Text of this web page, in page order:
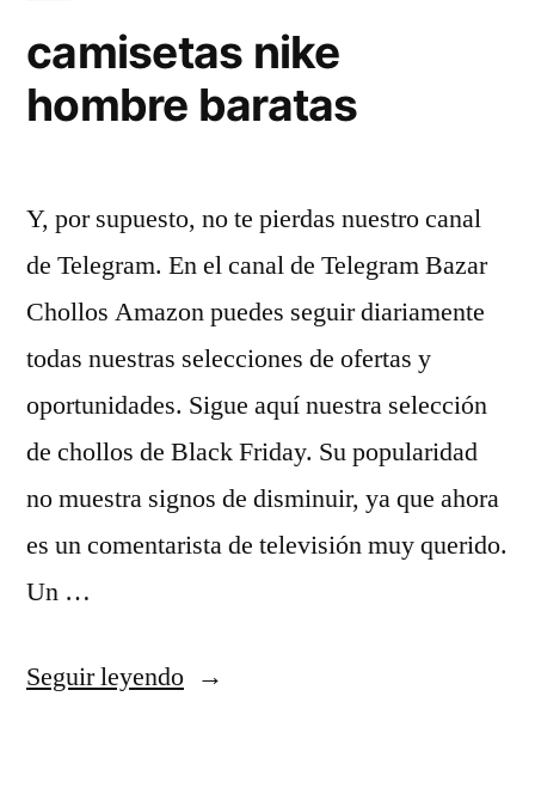
camisetas nike
hombre baratas
Y, por supuesto, no te pierdas nuestro canal
de Telegram. En el canal de Telegram Bazar
Chollos Amazon puedes seguir diariamente
todas nuestras selecciones de ofertas y
oportunidades. Sigue aquí nuestra selección
de chollos de Black Friday. Su popularidad
no muestra signos de disminuir, ya que ahora
es un comentarista de televisión muy querido.
Un …
Seguir leyendo«camisetas